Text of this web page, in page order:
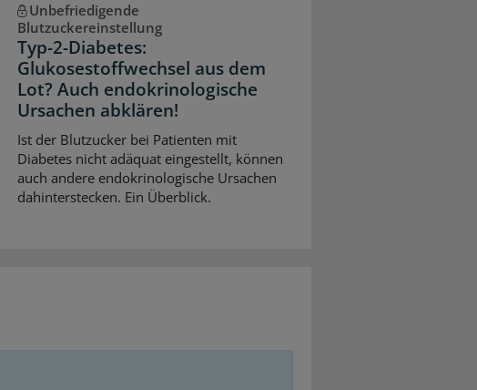
Unbefriedigende
Blutzuckereinstellung
Typ-2-Diabetes:
Glukosestoffwechsel aus dem
Lot? Auch endokrinologische
Ursachen abklären!
Ist der Blutzucker bei Patienten mit
Diabetes nicht adäquat eingestellt, können
auch andere endokrinologische Ursachen
dahinterstecken. Ein Überblick.